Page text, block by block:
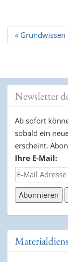
Beitrags
«
Newsletter
Ab sofort
sobald ein
erscheint.
Ihre E-Mail: